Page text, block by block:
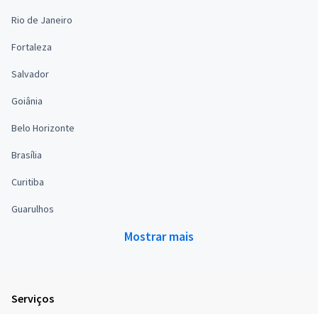
Rio de Janeiro
Fortaleza
Salvador
Goiânia
Belo Horizonte
Brasília
Curitiba
Guarulhos
Mostrar mais
Serviços